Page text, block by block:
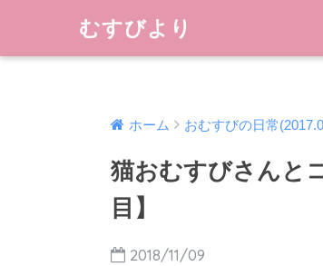
むすびより
ホーム おむすびの日常
猫おむすびさんと
目】
2018/11/09